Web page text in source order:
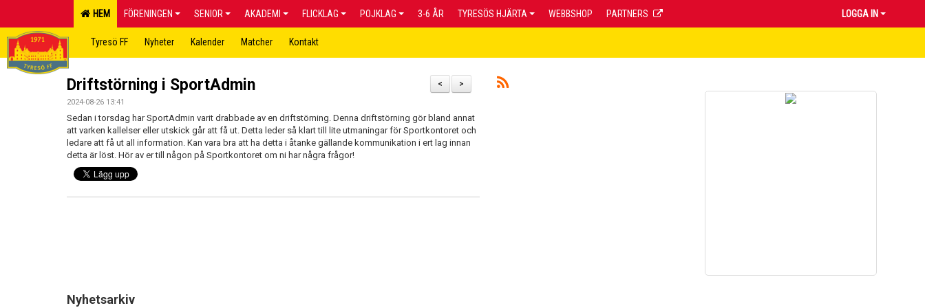
HEM FÖRENINGEN SENIOR AKADEMI FLICKLAG POJKLAG 3-6 ÅR TYRESÖS HJÄRTA WEBBSHOP PARTNERS LOGGA IN
Tyresö FF Nyheter Kalender Matcher Kontakt
>
<
Driftstörning i SportAdmin
2024-08-26 13:41
Sedan i torsdag har SportAdmin varit drabbade av en driftstörning. Denna driftstörning gör bland annat
att varken kallelser eller utskick går att få ut. Detta leder så klart till lite utmaningar för Sportkontoret och
ledare att få ut all information. Kan vara bra att ha detta i åtanke gällande kommunikation i ert lag innan
detta är löst. Hör av er till någon på Sportkontoret om ni har några frågor!
Nyhetsarkiv